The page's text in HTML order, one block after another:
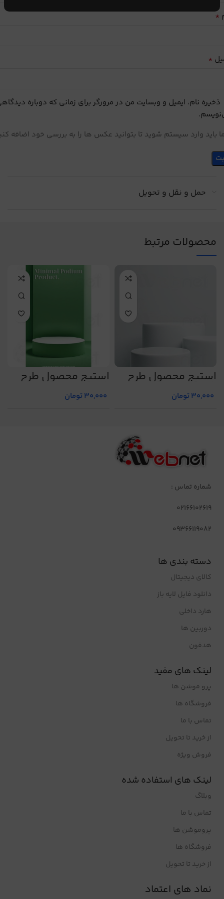
*
*
ذخیره نام، ایمیل و وبسایت من در مرورگر برای زمانی که دوباره
باید وارد سیستم شوید تا بتوانید عکس ها را به بررسی خود اضافه
حمل و نقل و تحویل
محصولات مرتبط
استیج محصول طرح
شماره 16
30,000تومان
استیج محصول طرح
شماره 12
30,000تومان
شماره تماس :
02166102619
09366119082
دسته بندی ها
کالای دیجیتال
دانلود فایل لایه باز
هارد داخلی
دوربین ها
هدفون
لینک های مفید
پرو موشن ها
فروشگاه ها
تماس با ما
از خرید تا تحویل
فروش ویژه
لینک های استفاده شده
وبلاگ
تماس با ما
پروموشن ها
فروشگاه ها
از خرید تا تحویل
نماد های اعتماد